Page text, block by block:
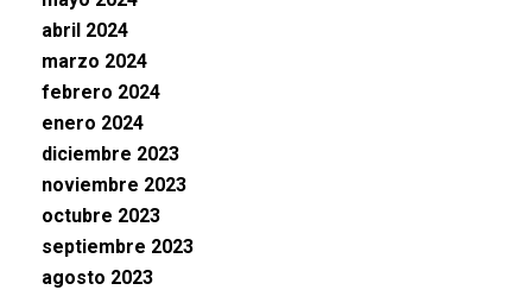
abril 2024
marzo 2024
febrero 2024
enero 2024
diciembre 2023
noviembre 2023
octubre 2023
septiembre 2023
agosto 2023